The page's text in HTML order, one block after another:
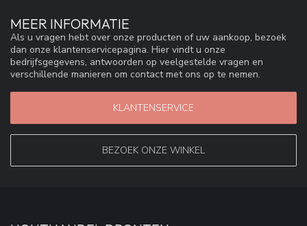
MEER INFORMATIE
Als u vragen hebt over onze producten of uw aankoop, bezoek
dan onze klantenservicepagina. Hier vindt u onze
bedrijfsgegevens, antwoorden op veelgestelde vragen en
verschillende manieren om contact met ons op te nemen.
KLANTENSERVICE
BEZOEK ONZE WINKEL